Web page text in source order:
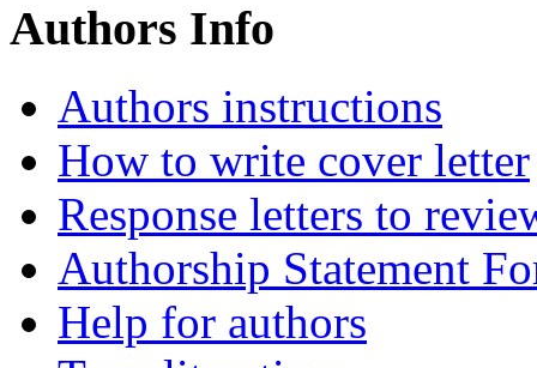
Authors Info
Authors instructions
How to write cover letter
Response letters to
Authorship Statement
Help for authors